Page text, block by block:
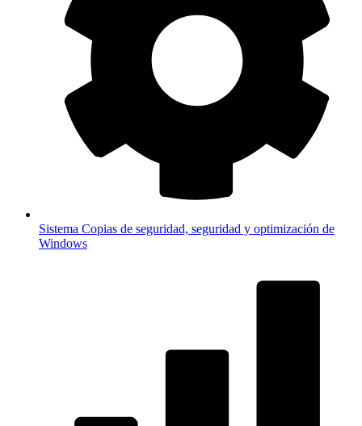
Sistema Copias de seguridad, seguridad y optimización de
Windows